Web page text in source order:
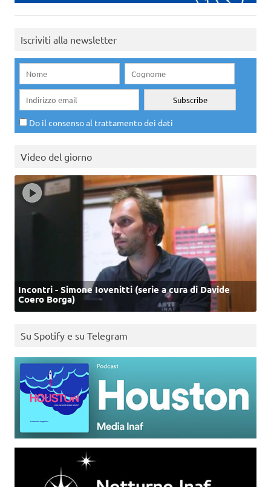
Iscriviti alla newsletter
Do il consenso al trattamento dei dati
Video del giorno
Incontri - Simone Iovenitti (serie a cura di Davide
Coero Borga)
Su Spotify e su Telegram